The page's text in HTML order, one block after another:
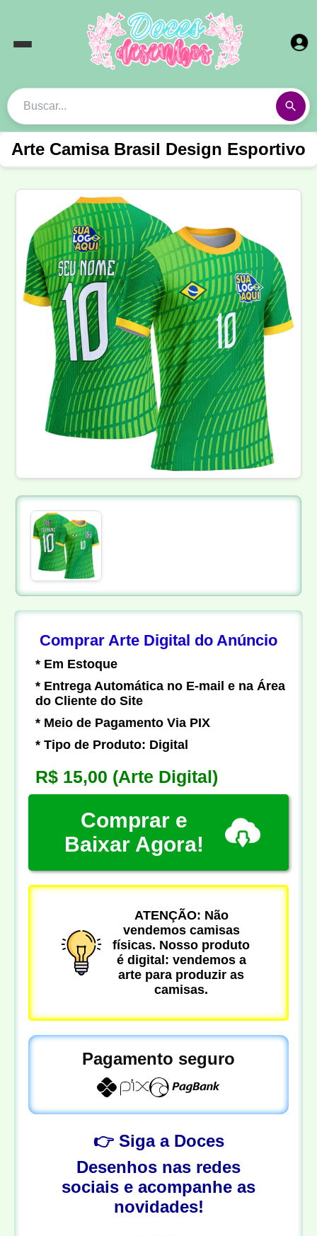
Arte Camisa Brasil Design Esportivo
Comprar Arte Digital do Anúncio
* Em Estoque
* Entrega Automática no E-mail e na Área
do Cliente do Site
* Meio de Pagamento Via PIX
* Tipo de Produto: Digital
R$ 15,00 (Arte Digital)
Comprar e
Baixar Agora!
ATENÇÃO: Não
vendemos camisas
físicas. Nosso produto
é digital: vendemos a
arte para produzir as
camisas.
Pagamento seguro
👉 Siga a Doces
Desenhos nas redes
sociais e acompanhe as
novidades!